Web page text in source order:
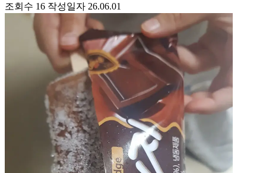
조회수 16 작성일자 26.06.01